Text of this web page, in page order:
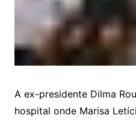
A ex-presidente Dilma
hospital onde Marisa